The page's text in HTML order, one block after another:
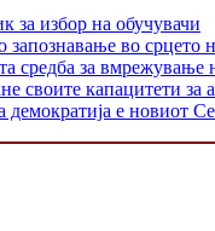
за избор на обучувачи
запознавање во срцето
средба за
своите капацитети за
демократија е новиот